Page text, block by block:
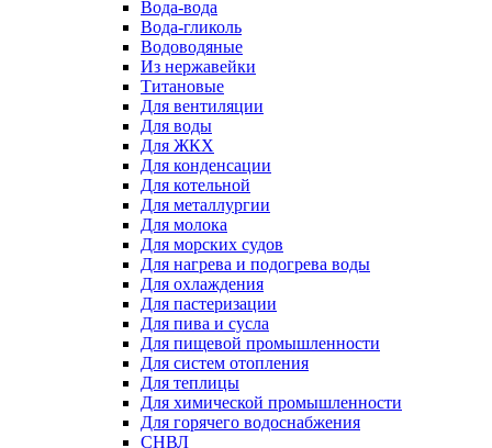
Вода-вода
Вода-гликоль
Водоводяные
Из нержавейки
Титановые
Для вентиляции
Для воды
Для ЖКХ
Для конденсации
Для котельной
Для металлургии
Для молока
Для морских судов
Для нагрева и подогрева воды
Для охлаждения
Для пастеризации
Для пива и сусла
Для пищевой промышленности
Для систем отопления
Для теплицы
Для химической промышленности
Для горячего водоснабжения
СНВЛ